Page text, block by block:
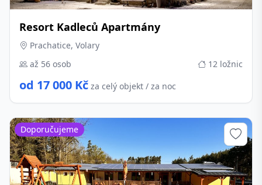
Resort Kadleců Apartmány
Prachatice, Volary
až 56 osob
12 ložnic
od 17 000 Kč za celý objekt / za noc
Doporučujeme